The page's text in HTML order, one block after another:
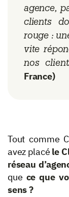
agence,
clients
rouge :
vite
nos
France)
Tout comme
avez placé le
réseau
que ce que
sens ?